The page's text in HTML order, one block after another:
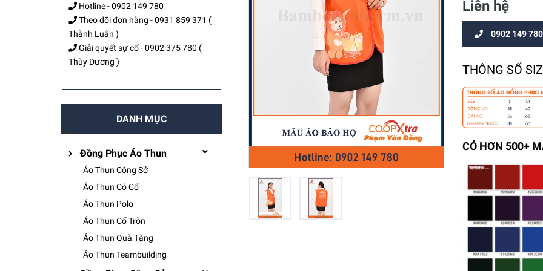
Liên hệ
0902 149 780
THÔNG SỐ
CÓ HƠN 500+
Hotline -0902 149 780
Theo dõi đơn hàng -0931 859 371 (
Thành Luân )
Giải quyết sự cố -0902 375 780 (
Thùy Dương )
DANH MỤC
Đồng Phục Áo Thun
Áo Thun Công Sở
Áo Thun Có Cổ
Áo Thun Polo
Áo Thun Cổ Tròn
Áo Thun Quà Tặng
Áo Thun Teambuilding